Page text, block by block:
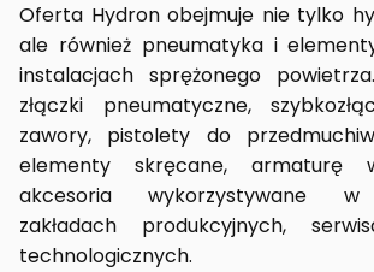
Oferta Hydron obejmuje nie tylko
ale również pneumatyka i
instalacjach sprężonego
złączki pneumatyczne,
zawory, pistolety do
elementy skręcane, armaturę
akcesoria wykorzystywane w
zakładach produkcyjnych,
technologicznych.